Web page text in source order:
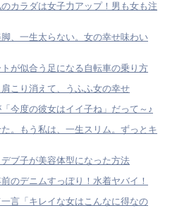
カラダは女子力アップ！男も女も注
、一生太らない。女の幸せ味わい
が似合う足になる自転車の乗り方
こり消えて、うふふ女の幸せ
今度の彼女はイイ子ね」だって～♪
。もう私は、一生スリム。ずっとキ
ブ子が美容体型になった方法
のデニムすっぽり！水着ヤバイ！
言「キレイな女はこんなに得なの